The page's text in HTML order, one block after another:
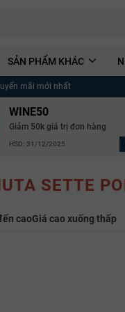
SẢN PHẨM KHÁC
mãi mới nhất
WINE50
Giảm 50k giá trị đơn hàng
HSD: 31/12/2025
SETTE
caoGiá cao xuống thấp